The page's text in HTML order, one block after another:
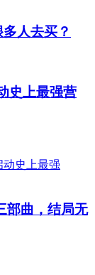
人去买？
史上最强营
部曲，结局无